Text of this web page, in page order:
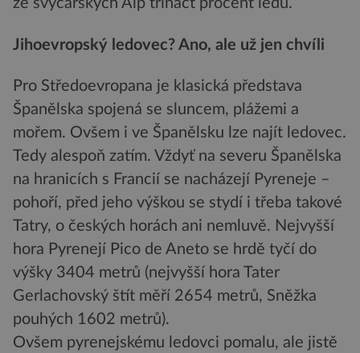
ze švýcarských Alp třináct procent ledu.
Jihoevropský ledovec? Ano, ale už jen chvíli
Pro Středoevropana je klasická představa
Španělska spojená se sluncem, plážemi a
mořem. Ovšem i ve Španělsku lze najít ledovec.
Tedy alespoň zatím. Vždyť na severu Španělska
na hranicích s Francií se nacházejí Pyreneje –
pohoří, před jeho výškou se stydí i třeba takové
Tatry, o českých horách ani nemluvě. Nejvyšší
hora Pyrenejí Pico de Aneto se hrdě tyčí do
výšky 3404 metrů (nejvyšší hora Tater
Gerlachovský štít měří 2654 metrů, Sněžka
pouhých 1602 metrů).
Ovšem pyrenejskému ledovci pomalu, ale jistě